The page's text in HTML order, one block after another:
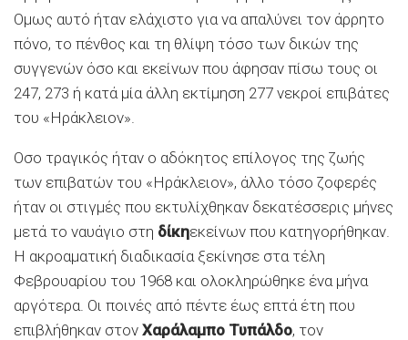
Ομως αυτό ήταν ελάχιστο για να απαλύνει τον άρρητο
πόνο, το πένθος και τη θλίψη τόσο των δικών της
συγγενών όσο και εκείνων που άφησαν πίσω τους οι
247, 273 ή κατά μία άλλη εκτίμηση 277 νεκροί επιβάτες
του «Ηράκλειον».
Οσο τραγικός ήταν ο αδόκητος επίλογος της ζωής
των επιβατών του «Ηράκλειον», άλλο τόσο ζοφερές
ήταν οι στιγμές που εκτυλίχθηκαν δεκατέσσερις μήνες
μετά το ναυάγιο στη δίκηεκείνων που κατηγορήθηκαν.
Η ακροαματική διαδικασία ξεκίνησε στα τέλη
Φεβρουαρίου του 1968 και ολοκληρώθηκε ένα μήνα
αργότερα. Οι ποινές από πέντε έως επτά έτη που
επιβλήθηκαν στον Χαράλαμπο Τυπάλδο, τον